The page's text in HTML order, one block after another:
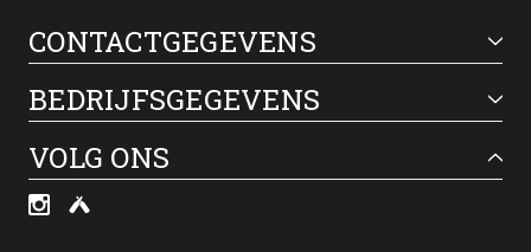
CONTACTGEGEVENS
BEDRIJFSGEGEVENS
VOLG ONS